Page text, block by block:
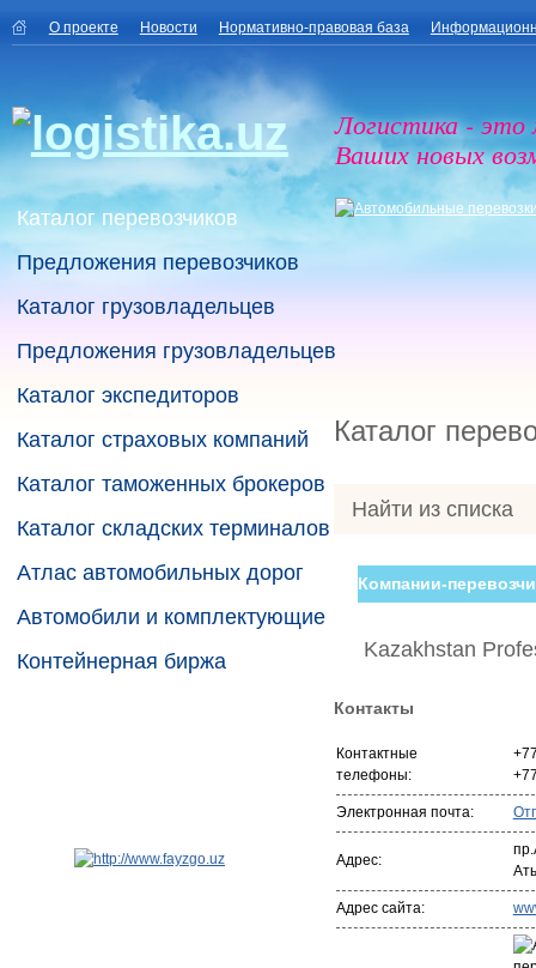
О проекте Новости Нормативно-правовая база
Логистика - это
Ваших новых
Каталог перевозчиков
Предложения перевозчиков
Каталог грузовладельцев
Предложения грузовладельцев
Каталог экспедиторов
Каталог страховых компаний
Каталог таможенных брокеров
Каталог складских терминалов
Атлас автомобильных дорог
Автомобили и комплектующие
Контейнерная биржа
Каталог
Найти из списка
Компании-
Kazakhstan
Контакты
Контактные
телефоны:
Электронная почта:
Адрес:
Адрес сайта: